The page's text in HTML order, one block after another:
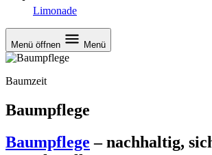
Limonade
Menü öffnen Menü
Baumzeit
Baumpflege
Baumpflege – nachhaltig,